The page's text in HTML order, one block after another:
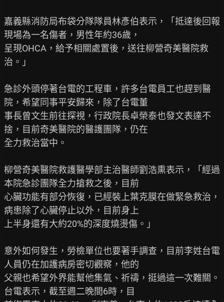
嘉義縣消防局布袋分隊隊員林彥伯表示，「抵達後回報
現場為一名傷者，男性年約36歲，
呈現OHCA，給予相關處置後，送往柳營奇美醫院救
治。」
急診外頭停著台電的工程車，許多台電員工也趕到醫
院，希望同事平安歸來，除了台電董
事長曾文生前往探視，行政院長卓榮泰也發文表達不
捨，目前奇美醫院的醫護團隊，仍在
全力救治當中。
柳營奇美醫院救護醫學部主治醫師劉浩熏表示，「經過
本院急診團隊全力搶救之後，目前
心臟功能有部分恢復，已經裝上葉克膜在做緊急救治，
病患除了心臟停止以外，目前身上
上半身還有大約20%的深度燒燙傷。」
意外如何發生，勞檢單位也要著手調查，目前李姓台電
人員仍在加護病房密切觀察，他的
父親也希望外界能幫他集氣、祈禱，挺過這一次難關。
台電表示，截至週二晚間6時，目